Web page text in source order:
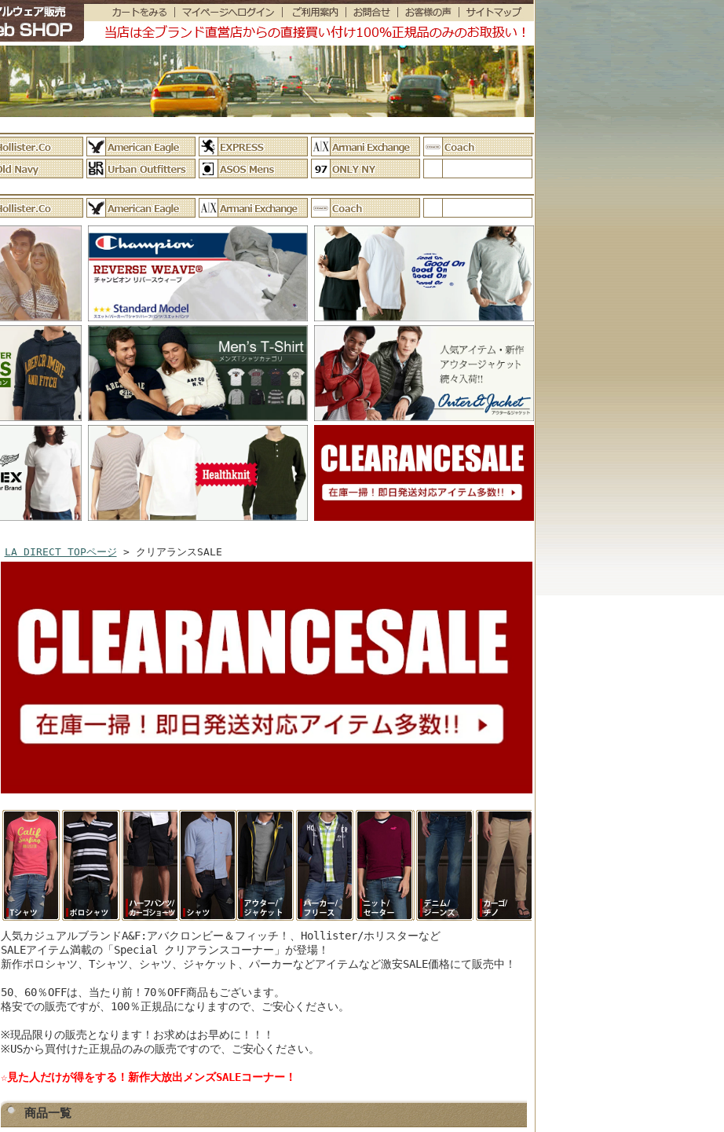
LA DIRECT TOPページ > クリアランスSALE
人気カジュアルブランドA&F:アバクロンビー＆フィッチ！、Hollister/ホリスターなど
SALEアイテム満載の「Special クリアランスコーナー」が登場！
新作ポロシャツ、Tシャツ、シャツ、ジャケット、パーカーなどアイテムなど激安SALE価格にて販売中！
50、60％OFFは、当たり前！70％OFF商品もございます。
格安での販売ですが、100％正規品になりますので、ご安心ください。
※現品限りの販売となります！お求めはお早めに！！！
※USから買付けた正規品のみの販売ですので、ご安心ください。
☆見た人だけが得をする！新作大放出メンズSALEコーナー！
商品一覧